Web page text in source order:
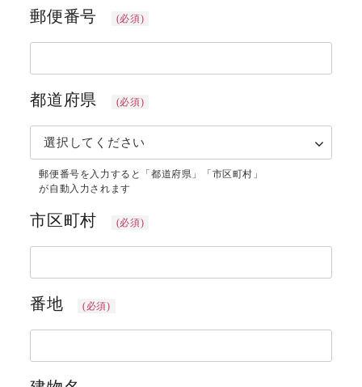
郵便番号 (必須)
都道府県 (必須)
市区町村 (必須)
番地 (必須)